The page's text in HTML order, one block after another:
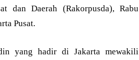
dan Daerah (Rakorpusda), Rabu
Pusat.
yang hadir di Jakarta mewakili